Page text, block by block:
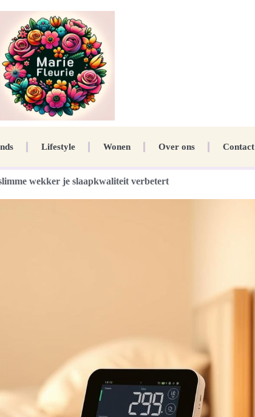
Lifestyle Wonen Over ons Contact
wekker je slaapkwaliteit verbetert